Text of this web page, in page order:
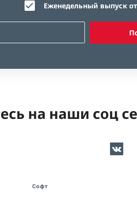
Еженедельный выпуск
на наши соц
Софт